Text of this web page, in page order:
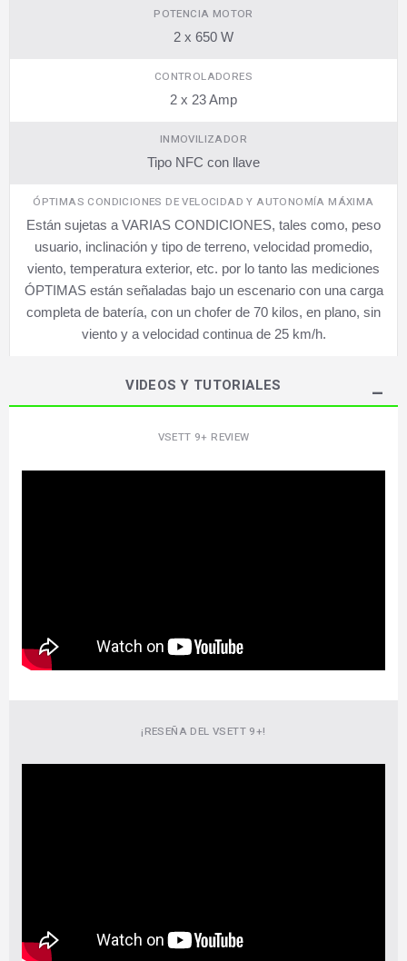
POTENCIA MOTOR
2 x 650 W
CONTROLADORES
2 x 23 Amp
INMOVILIZADOR
Tipo NFC con llave
ÓPTIMAS CONDICIONES DE VELOCIDAD Y AUTONOMÍA MÁXIMA
Están sujetas a VARIAS CONDICIONES, tales como, peso
usuario, inclinación y tipo de terreno, velocidad promedio,
viento, temperatura exterior, etc. por lo tanto las mediciones
ÓPTIMAS están señaladas bajo un escenario con una carga
completa de batería, con un chofer de 70 kilos, en plano, sin
viento y a velocidad continua de 25 km/h.
VIDEOS Y TUTORIALES
VSETT 9+ REVIEW
¡RESEÑA DEL VSETT 9+!